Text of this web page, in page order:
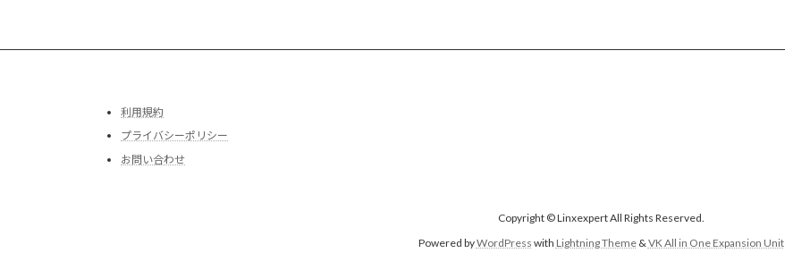
利用規約
プライバシーポリシー
お問い合わせ
Copyright © Linxexpert All Rights Reserved.
Powered byWordPress with Lightning Theme& VK All in One Expansion Unit